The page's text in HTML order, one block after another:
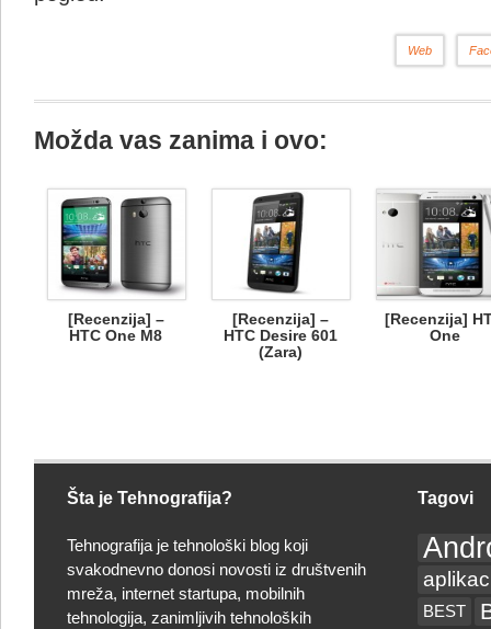
Web
Možda vas zanima i ovo:
[Recenzija] –
HTC One M8
[Recenzija] –
HTC Desire 601
(Zara)
[Recenzija]
One
Šta je Tehnografija?
Tehnografija je tehnološki blog koji
svakodnevno donosi novosti iz društvenih
mreža, internet startupa, mobilnih
tehnologija, zanimljivih tehnoloških
Tagovi
BEST